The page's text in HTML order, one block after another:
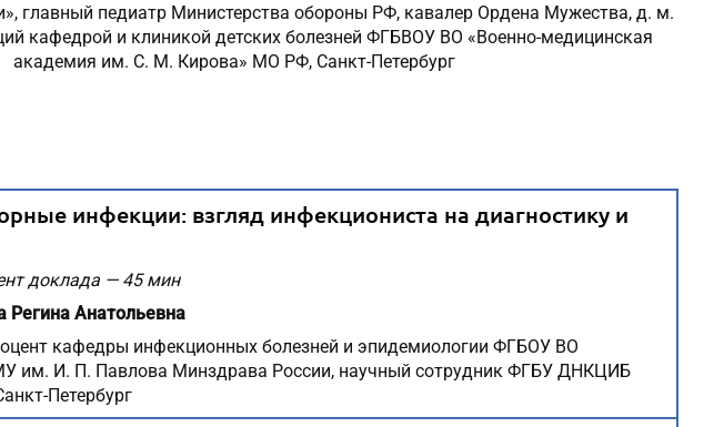
главный педиатр Министерства обороны РФ, кавалер Ордена Мужества, д. м.
кафедрой и клиникой детских болезней ФГБВОУ ВО «Военно-медицинская
академия им. С. М. Кирова» МО РФ, Санкт-Петербург
инфекции: взгляд инфекциониста на диагностику и
доклада — 45 мин
Регина Анатольевна
кафедры инфекционных болезней и эпидемиологии ФГБОУ ВО
им. И. П. Павлова Минздрава России, научный сотрудник ФГБУ ДНКЦИБ
Петербург